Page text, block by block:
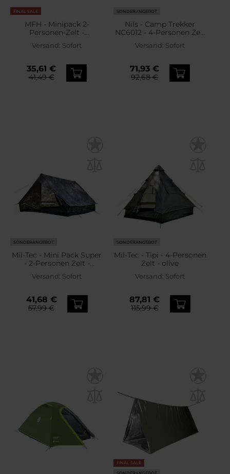
FINAL SALE
MFH - Minipack 2-
Personen-Zelt -
Woodland
Versand: Sofort
35,61 €
41,49 €
SONDERANGEBOT
Nils - Camp Trekker
NC6012 - 4-Personen Zelt
- schwarz-grün
Versand: Sofort
71,93 €
92,68 €
SONDERANGEBOT
Mil-Tec - Mini Pack Super
- 2-Personen Zelt -
Flecktarn
Versand: Sofort
41,68 €
57,99 €
SONDERANGEBOT
Mil-Tec - Tipi - 4-Personen
Zelt - olive
Versand: Sofort
87,81 €
115,99 €
FINAL SALE